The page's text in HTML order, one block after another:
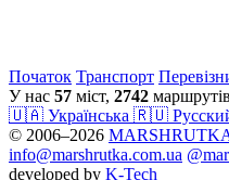
Початок Транспорт
У нас 57 міст, 2742
🇺🇦 Українська 🇷🇺
© 2006–2026
info@marshrutka.com.ua
developed by K-Tech